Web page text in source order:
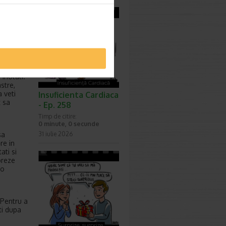
si
inotati.
veti
sa
in
si
a
dupa
Insuficienta Cardiaca
- Ep. 258
Timp de citire:
0 minute, 0 secunde
31 iulie 2026